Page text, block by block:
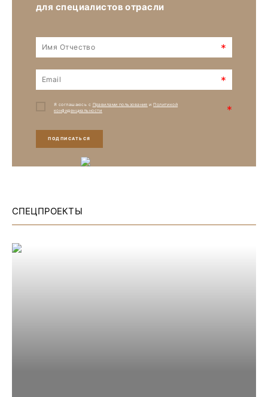
для специалистов отрасли
*
*
Я соглашаюсь с Правилами пользования иПолитикой
конфиденциальности
*
ПОДПИСАТЬСЯ
СПЕЦПРОЕКТЫ